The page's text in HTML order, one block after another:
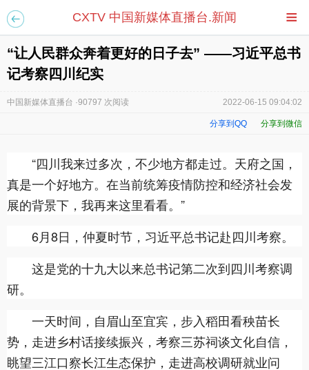
≡
CXTV 中国新媒体直播台.新闻
“让人民群众奔着更好的日子去” ——习近平总书
记考察四川纪实
中国新媒体直播台 ·90797 次阅读 2022-06-15 09:04:02
分享到QQ 分享到微信
“四川我来过多次，不少地方都走过。天府之国，
真是一个好地方。在当前统筹疫情防控和经济社会发
展的背景下，我再来这里看看。”
6月8日，仲夏时节，习近平总书记赴四川考察。
这是党的十九大以来总书记第二次到四川考察调
研。
一天时间，自眉山至宜宾，步入稻田看秧苗长
势，走进乡村话接续振兴，考察三苏祠谈文化自信，
眺望三江口察长江生态保护，走进高校调研就业问